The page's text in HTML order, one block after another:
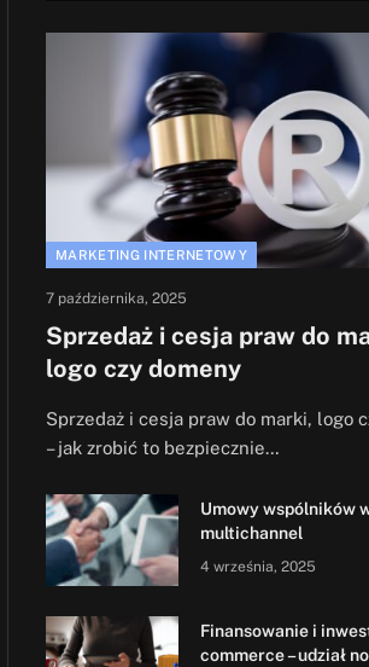
MARKETING INTERNETOWY
7 października, 2025
Sprzedaż i cesja praw do
logo czy domeny
Sprzedaż i cesja praw do marki, logo
– jak zrobić to bezpiecznie…
Umowy wspólników
multichannel
4 września, 2025
Finansowanie i
commerce – udział